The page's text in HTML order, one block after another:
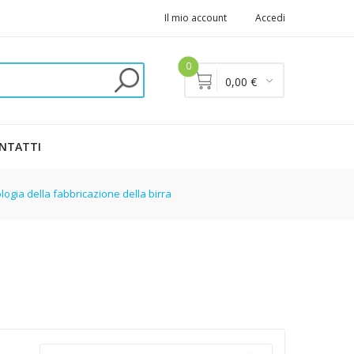
Il mio account Accedi
0
0,00 €
della fabbricazione della birra